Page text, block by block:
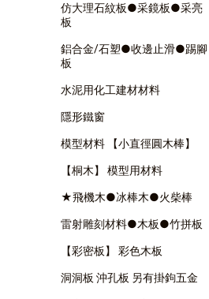
仿大理石紋板●采鏡板●采亮
板
鋁合金/石塑●收邊止滑●踢腳
板
水泥用化工建材材料
隱形鐵窗
模型材料 【小直徑圓木棒】
【桐木】 模型用材料
★飛機木●冰棒木●火柴棒
雷射雕刻材料●木板●竹拼板
【彩密板】 彩色木板
洞洞板 沖孔板 另有掛鉤五金